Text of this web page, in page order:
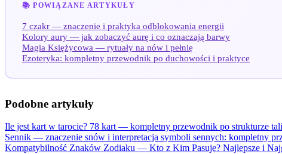
📚 POWIĄZANE ARTYKUŁY
7 czakr — znaczenie i praktyka odblokowania energii
Kolory aury — jak zobaczyć aurę i co oznaczają barwy
Magia Księżycowa — rytuały na nów i pełnię
Ezoteryka: kompletny przewodnik po duchowości i praktyce
Podobne artykuły
Ile jest kart w tarocie? 78 kart — kompletny przewodnik po strukturze
Sennik — znaczenie snów i interpretacja symboli sennych: kompletny
Kompatybilność Znaków Zodiaku — Kto z Kim Pasuje? Najlepsze i